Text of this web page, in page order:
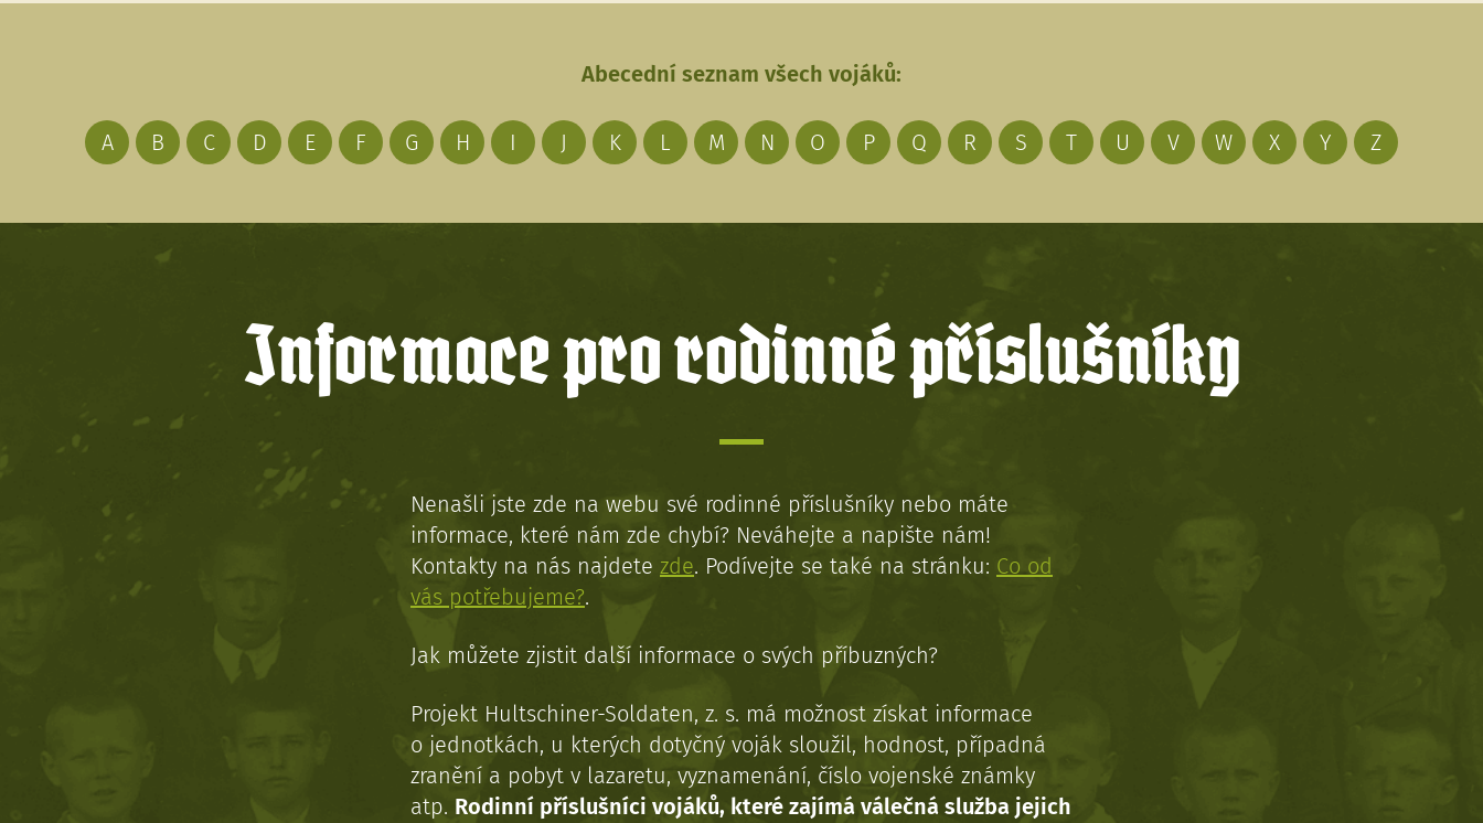
Abecední seznam všech vojáků:
A B C D E F G H I J K L M N O P Q R S T U V W X Y Z
Informace pro rodinné příslušníky
Nenašli jste zde na webu své rodinné příslušníky nebo máte
informace, které nám zde chybí? Neváhejte a napište nám!
Kontakty na nás najdete zde. Podívejte se také na stránku: Co od
vás potřebujeme?.
Jak můžete zjistit další informace o svých příbuzných?
Projekt Hultschiner-Soldaten, z. s. má možnost získat informace
o jednotkách, u kterých dotyčný voják sloužil, hodnost, případná
zranění a pobyt v lazaretu, vyznamenání, číslo vojenské známky
atp. Rodinní příslušníci vojáků, které zajímá válečná služba jejich